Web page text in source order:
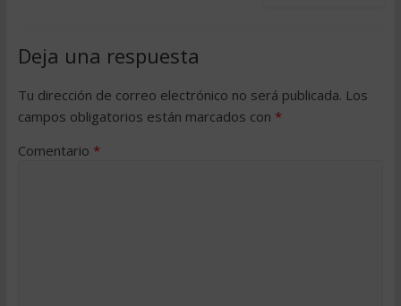
Deja una respuesta
Tu dirección de correo electrónico no será publicada. Los
campos obligatorios están marcados con *
Comentario *